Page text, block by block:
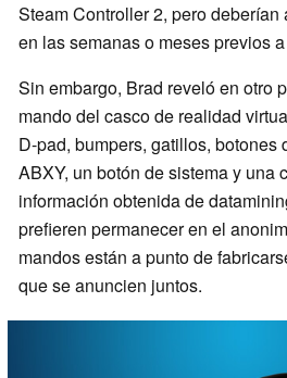
Steam Controller 2, pero
en las semanas o meses previos
Sin embargo, Brad reveló en otro
mando del casco de realidad
D-pad, bumpers, gatillos, botones
ABXY, un botón de sistema y una
información obtenida de
prefieren permanecer en el
mandos están a punto de
que se anuncien juntos.